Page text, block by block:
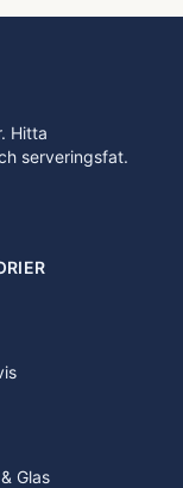
Hitta
serveringsfat.
Glas